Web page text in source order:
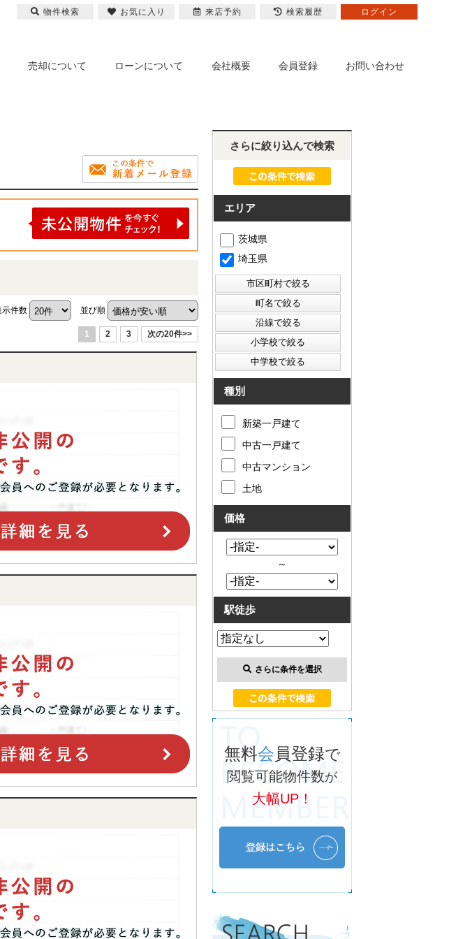
売却について ローンについて 会社概要 会員登録 お問い合わせ
示件数 並び順
1 2 3 次の20件>>
さらに絞り込んで検索
エリア
茨城県
埼玉県
種別
新築一戸建て
中古一戸建て
中古マンション
土地
価格
～
駅徒歩
さらに条件を選択
無料会員登録で
閲覧可能物件数が
大幅UP！
物件検索 お気に入り 来店予約 検索履歴 ログイン